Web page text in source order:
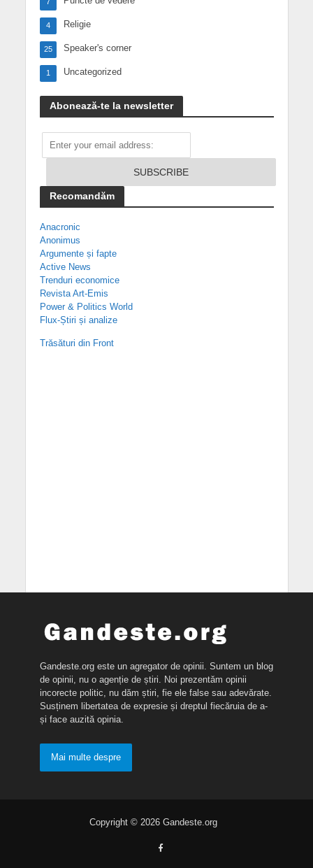
Religie
4
Speaker's corner
25
Uncategorized
1
Abonează-te la newsletter
Recomandăm
Anacronic
Anonimus
Argumente și fapte
Active News
Trenduri economice
Revista Art-Emis
Power & Politics World
Flux-Știri și analize
Trăsături din Front
Gandeste.org este un agregator de opinii. Suntem un blog
de opinii, nu o agenție de știri. Noi prezentăm opinii
incorecte politic, nu dăm știri, fie ele false sau adevărate.
Susținem libertatea de expresie și dreptul fiecăruia de a-
și face auzită opinia.
Mai multe despre
Copyright © 2026 Gandeste.org